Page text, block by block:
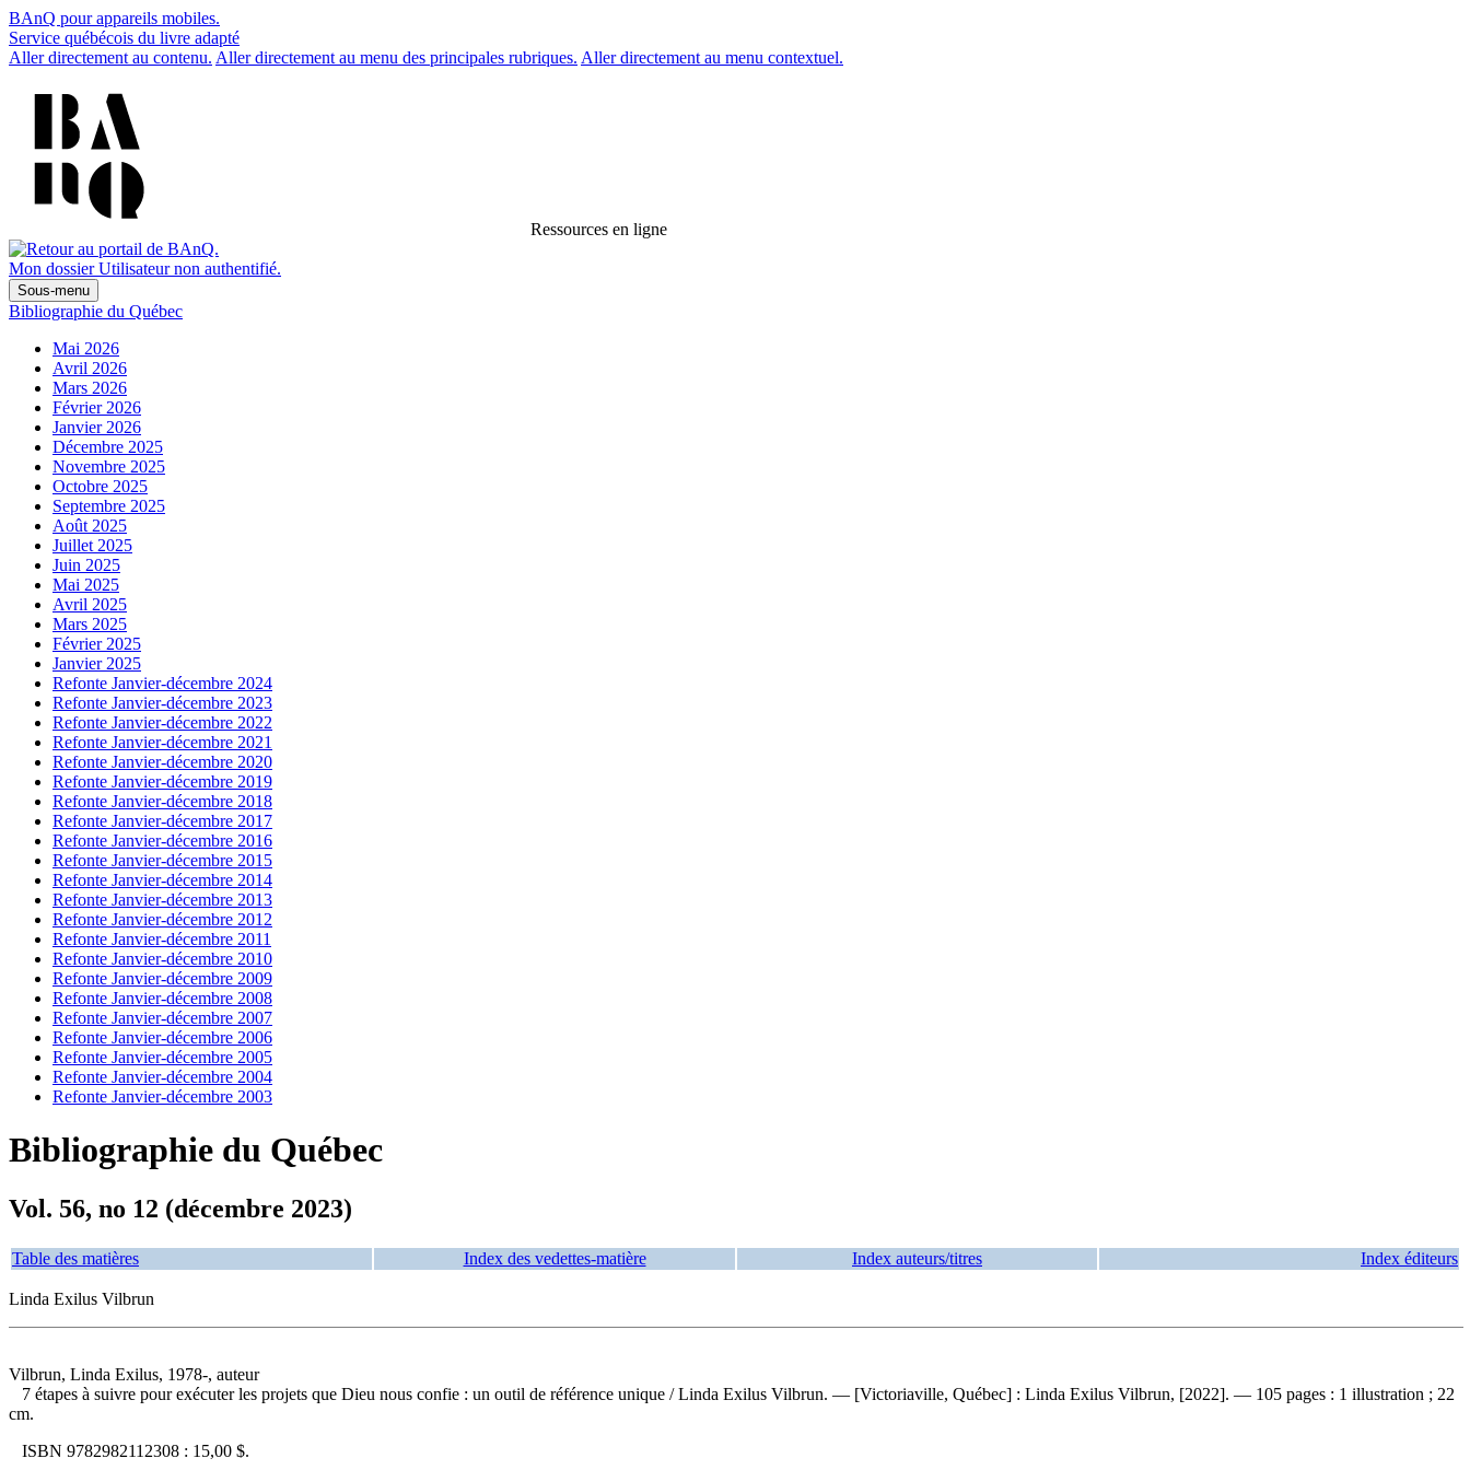
BAnQ pour appareils mobiles.
Service québécois du livre adapté
Aller directement au contenu. Aller directement au menu des principales rubriques. Aller directement au menu contextuel.
Ressources en ligne
Mon dossier Utilisateur non authentifié.
Sous-menu
Bibliographie du Québec
Mai 2026
Avril 2026
Mars 2026
Février 2026
Janvier 2026
Décembre 2025
Novembre 2025
Octobre 2025
Septembre 2025
Août 2025
Juillet 2025
Juin 2025
Mai 2025
Avril 2025
Mars 2025
Février 2025
Janvier 2025
Refonte Janvier-décembre 2024
Refonte Janvier-décembre 2023
Refonte Janvier-décembre 2022
Refonte Janvier-décembre 2021
Refonte Janvier-décembre 2020
Refonte Janvier-décembre 2019
Refonte Janvier-décembre 2018
Refonte Janvier-décembre 2017
Refonte Janvier-décembre 2016
Refonte Janvier-décembre 2015
Refonte Janvier-décembre 2014
Refonte Janvier-décembre 2013
Refonte Janvier-décembre 2012
Refonte Janvier-décembre 2011
Refonte Janvier-décembre 2010
Refonte Janvier-décembre 2009
Refonte Janvier-décembre 2008
Refonte Janvier-décembre 2007
Refonte Janvier-décembre 2006
Refonte Janvier-décembre 2005
Refonte Janvier-décembre 2004
Refonte Janvier-décembre 2003
Bibliographie du Québec
Vol. 56, no 12 (décembre 2023)
Table des matières Index des vedettes-matière Index auteurs/titres Index éditeurs
Linda Exilus Vilbrun
Vilbrun, Linda Exilus, 1978-, auteur
7 étapes à suivre pour exécuter les projets que Dieu nous confie : un outil de référence unique / Linda Exilus Vilbrun. — [Victoriaville, Québec] : Linda Exilus Vilbrun, [2022]. — 105 pages : 1 illustration ; 22
cm.
ISBN 9782982112308 : 15,00 $.